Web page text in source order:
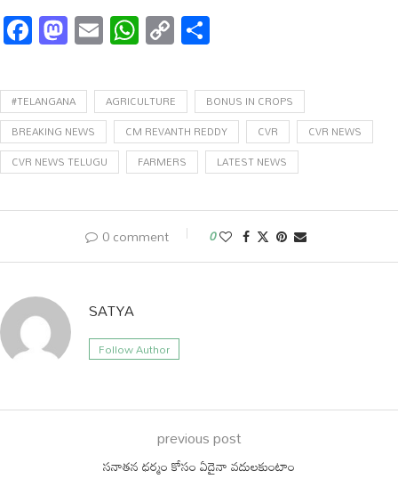
Facebook
Mastodon
EmailWhatsApp
Copy
Link
#TELANGANA AGRICULTURE
BONUS IN CROPS
BREAKING NEWS
CM REVANTH REDDY CVR
CVR NEWS
CVR NEWS TELUGU
FARMERS LATEST NEWS
0 comment 0
SATYA
Follow Author
previous post
సనాతన ధర్మం కోసం ఏదైనా వదులకుంటాం